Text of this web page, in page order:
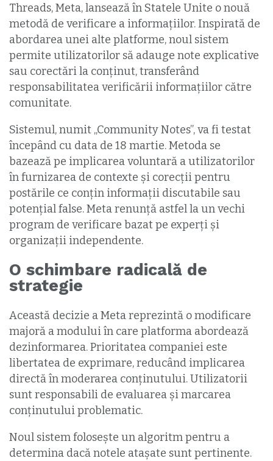
Threads, Meta, lansează în Statele Unite o nouă
metodă de verificare a informațiilor. Inspirată de
abordarea unei alte platforme, noul sistem
permite utilizatorilor să adauge note explicative
sau corectări la conținut, transferând
responsabilitatea verificării informațiilor către
comunitate.
Sistemul, numit „Community Notes”, va fi testat
începând cu data de 18 martie. Metoda se
bazează pe implicarea voluntară a utilizatorilor
în furnizarea de contexte și corecții pentru
postările ce conțin informații discutabile sau
potențial false. Meta renunță astfel la un vechi
program de verificare bazat pe experți și
organizații independente.
O schimbare radicală de
strategie
Această decizie a Meta reprezintă o modificare
majoră a modului în care platforma abordează
dezinformarea. Prioritatea companiei este
libertatea de exprimare, reducând implicarea
directă în moderarea conținutului. Utilizatorii
sunt responsabili de evaluarea și marcarea
conținutului problematic.
Noul sistem folosește un algoritm pentru a
determina dacă notele atașate sunt pertinente.